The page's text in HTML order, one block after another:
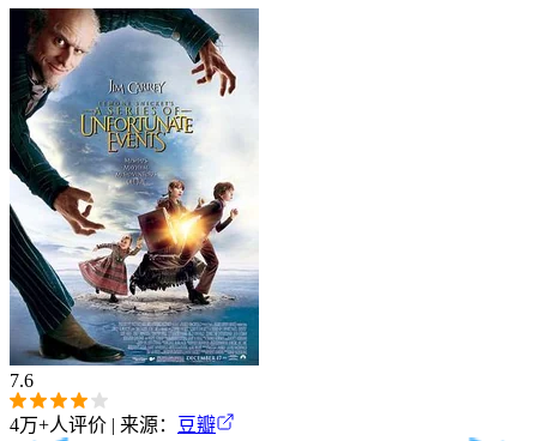
7.6
4万+人评价 | 来源： 豆瓣